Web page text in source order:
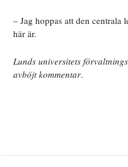
– Jag hoppas att den
här är.
Lunds universitets
avböjt kommentar.